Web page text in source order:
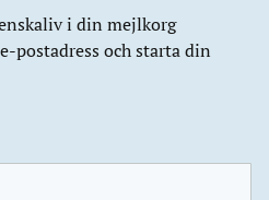
i din mejlkorg
postadress och starta din